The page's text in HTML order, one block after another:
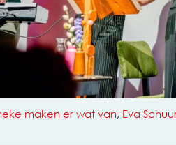
maken er wat van, Eva